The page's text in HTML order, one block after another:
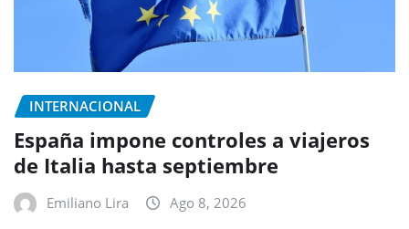
INTERNACIONAL
España impone controles a viajeros
de Italia hasta septiembre
Emiliano Lira Ago 8, 2026